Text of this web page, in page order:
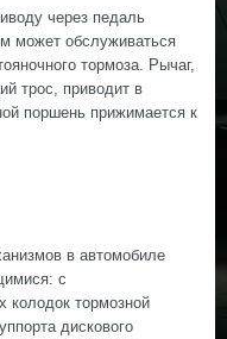
через педаль
может обслуживаться
тормоза. Рычаг,
трос, приводит в
поршень прижимается к
в автомобиле
с
колодок тормозной
дискового